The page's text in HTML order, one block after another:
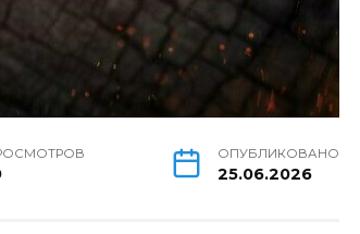
ОПУБЛИКОВАНО
25.06.2026